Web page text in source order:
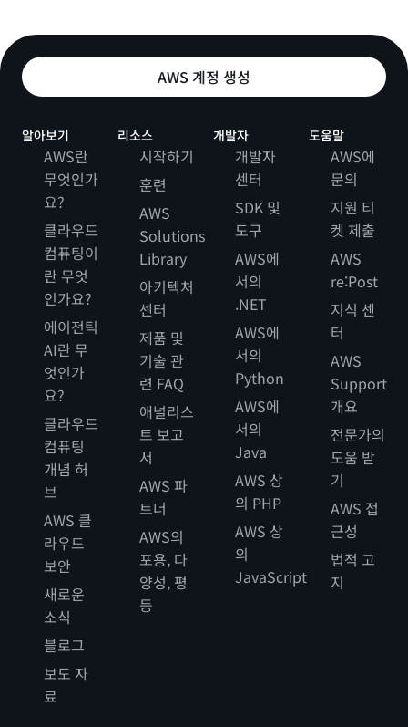
AWS 계정 생성
알아보기
AWS란
무엇인가
요?
클라우드
컴퓨팅이
란 무엇
인가요?
에이전틱
AI란 무
엇인가
요?
클라우드
컴퓨팅
개념 허
브
AWS 클
라우드
보안
새로운
소식
블로그
보도 자
료
리소스
시작하기
훈련
AWS
Solutions
Library
아키텍처
센터
제품 및
기술 관
련 FAQ
애널리스
트 보고
서
AWS 파
트너
AWS의
포용, 다
양성, 평
등
개발자
개발자
센터
SDK 및
도구
AWS에
서의
.NET
AWS에
서의
Python
AWS에
서의
Java
AWS 상
의 PHP
AWS 상
의
JavaScript
도움말
AWS에
문의
지원 티
켓 제출
AWS
re:Post
지식 센
터
AWS
Support
개요
전문가의
도움 받
기
AWS 접
근성
법적 고
지